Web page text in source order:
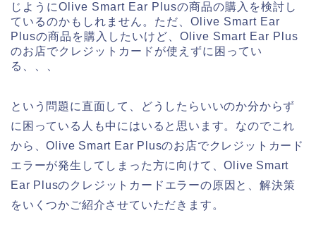
じようにOlive Smart Ear Plusの商品の購入を検討し
ているのかもしれません。ただ、Olive Smart Ear
Plusの商品を購入したいけど、Olive Smart Ear Plus
のお店でクレジットカードが使えずに困ってい
る、、、
という問題に直面して、どうしたらいいのか分からず
に困っている人も中にはいると思います。なのでこれ
から、Olive Smart Ear Plusのお店でクレジットカード
エラーが発生してしまった方に向けて、Olive Smart
Ear Plusのクレジットカードエラーの原因と、解決策
をいくつかご紹介させていただきます。